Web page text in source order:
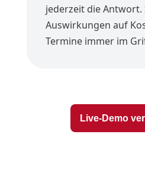
jederzeit die Antwort.
Auswirkungen auf
Termine immer im
Live-Demo